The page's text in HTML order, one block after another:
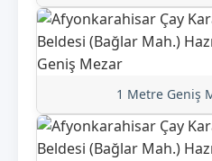
1 Metre Geniş